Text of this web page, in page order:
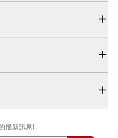
最新訊息!